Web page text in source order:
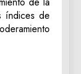
índices de